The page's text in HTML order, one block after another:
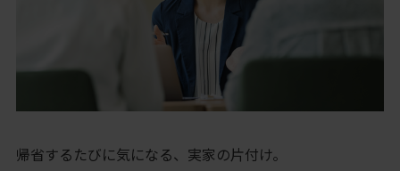
帰省するたびに気になる、実家の片付け。